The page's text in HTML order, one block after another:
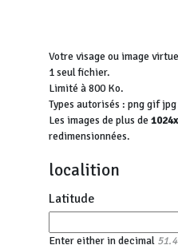
Votre visage ou image
1 seul fichier.
Limité à 800 Ko.
Types autorisés : png gif
Les images de plus de
redimensionnées.
localition
Latitude
Enter either in decimal